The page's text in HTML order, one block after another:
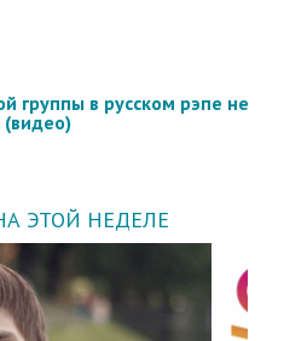
группы в русском рэпе не
ЭТОЙ НЕДЕЛЕ